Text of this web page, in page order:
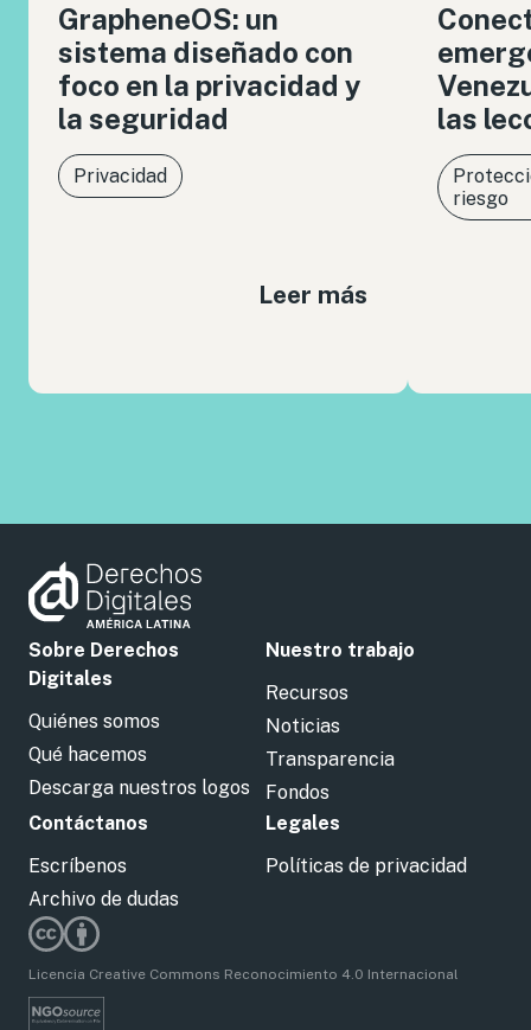
GrapheneOS: un
sistema diseñado con
foco en la privacidad y
la seguridad
Privacidad
Leer más
las
riesgo
Sobre Derechos
Digitales
Quiénes somos
Qué hacemos
Descarga nuestros logos
Nuestro trabajo
Recursos
Noticias
Transparencia
Fondos
Contáctanos
Escríbenos
Archivo de dudas
Legales
Políticas de privacidad
Licencia Creative Commons Reconocimiento 4.0 Internacional